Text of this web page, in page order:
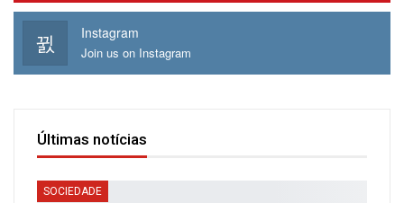
Instagram
Join us on Instagram
Últimas notícias
SOCIEDADE